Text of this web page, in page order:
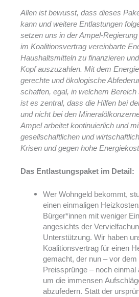
Allen ist bewusst, dass dieses
kann und weitere Entlastungen
setzen uns in der Ampel-
im Koalitionsvertrag vereinbarte
Haushaltsmitteln zu finanzieren
Kopf auszuzahlen. Mit dem
gerechte und ökologische
schaffen, egal, in welchem
ist es zentral, dass die Hilfen bei
und nicht bei den
Ampel arbeitet kontinuierlich und
gesellschaftlichen und
Krisen und gegen hohe
Das Entlastungspaket im Detail:
Wer Wohngeld bekommt,
einen einmaligen
Bürger*innen mit weniger
angesichts der
Unterstützung. Wir haben
Koalitionsvertrag für einen
gemacht, der nun – vor
Preissprünge – noch
um die immensen
abzufedern. Statt der